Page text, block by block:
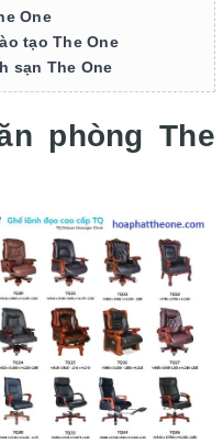
One
tạo The One
sạn The One
phòng The